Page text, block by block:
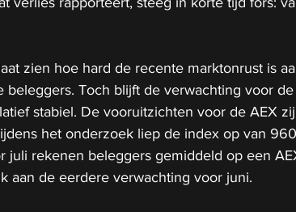
zien hoe hard de recente marktonrust is
beleggers. Toch blijft de verwachting voor
stabiel. De vooruitzichten voor de AEX
het onderzoek liep de index op van 960
juli rekenen beleggers gemiddeld op een
aan de eerdere verwachting voor juni.